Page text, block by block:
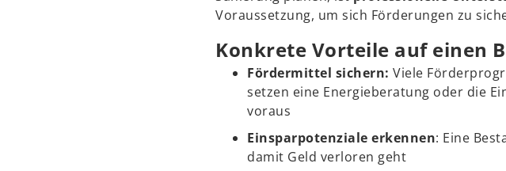
Voraussetzung, um sich Förderungen zu
Konkrete Vorteile auf einen
Fördermittel sichern: Viele
setzen eine Energieberatung oder die
voraus
Einsparpotenziale erkennen: Eine
damit Geld verloren geht